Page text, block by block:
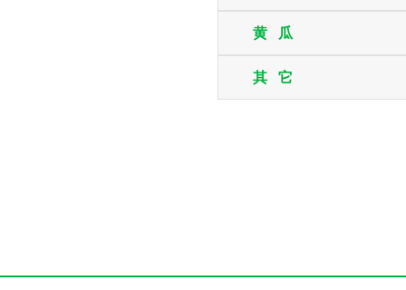
黄 瓜
其 它